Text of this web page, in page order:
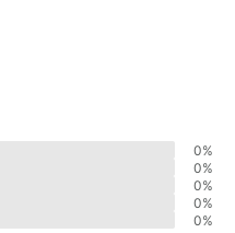
0%
0%
0%
0%
0%